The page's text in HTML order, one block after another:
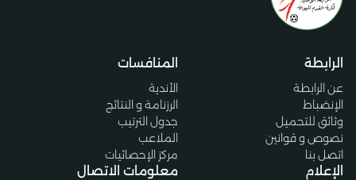
الرابطة
عن الرابطة
الإنضباط
وثائق للتحميل
نصوص و قوانين
اتصل بنا
المنافسات
الأندية
الرزنامة و النتائج
جدول الترتيب
الملاعب
مركز الإحصائيات
الإعلام معلومات الاتصال